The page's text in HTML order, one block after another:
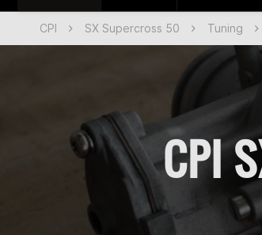
CPI SX Supercross 50 Tuning
CPI